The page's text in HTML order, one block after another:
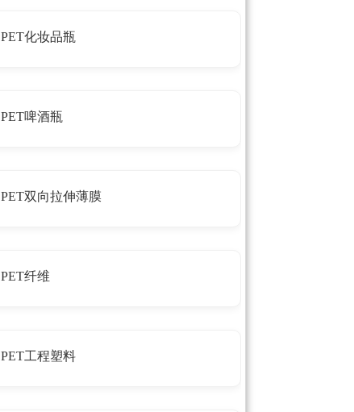
PET化妆品瓶
PET啤酒瓶
PET双向拉伸薄膜
PET纤维
PET工程塑料